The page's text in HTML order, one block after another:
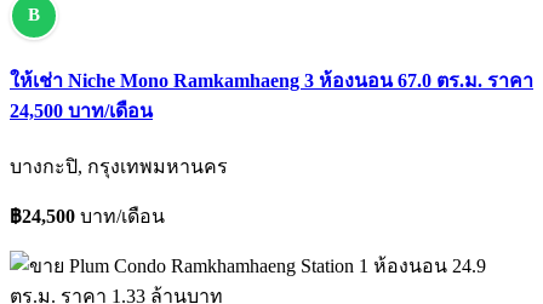
B
ให้เช่า Niche Mono Ramkamhaeng 3 ห้องนอน 67.0 ตร.ม. ราคา
24,500 บาท/เดือน
บางกะปิ, กรุงเทพมหานคร
฿24,500 บาท/เดือน